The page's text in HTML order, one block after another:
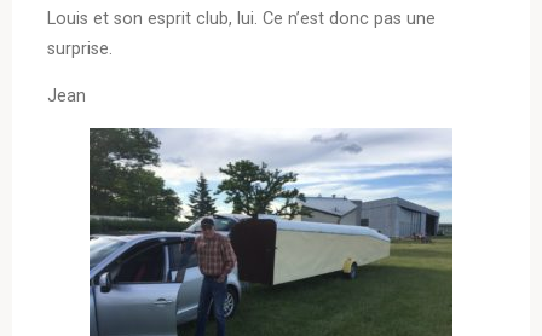
Louis et son esprit club, lui. Ce n’est donc pas une
surprise.
Jean